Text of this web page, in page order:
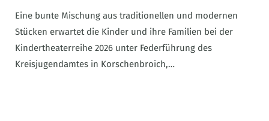
Eine bunte Mischung aus traditionellen und modernen
Stücken erwartet die Kinder und ihre Familien bei der
Kindertheaterreihe 2026 unter Federführung des
Kreisjugendamtes in Korschenbroich,…